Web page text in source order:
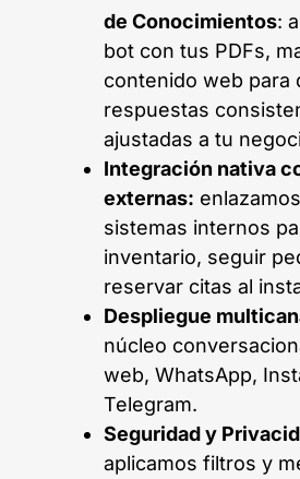
de Conocimientos:
bot con tus PDFs,
contenido web para
respuestas
ajustadas a tu
Integración nativa
externas:
sistemas internos
inventario, seguir
reservar citas al
Despliegue
núcleo
web, WhatsApp,
Telegram.
Seguridad y
aplicamos filtros y